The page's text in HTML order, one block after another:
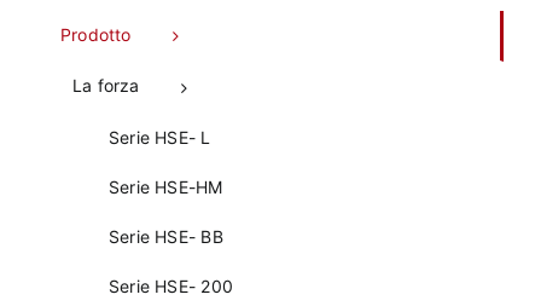
Prodotto
La forza
Serie HSE- L
Serie HSE-HM
Serie HSE- BB
Serie HSE- 200